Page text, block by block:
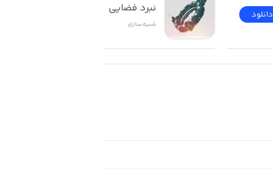
دانلود نبرد فضایی
شبیه‌سازی